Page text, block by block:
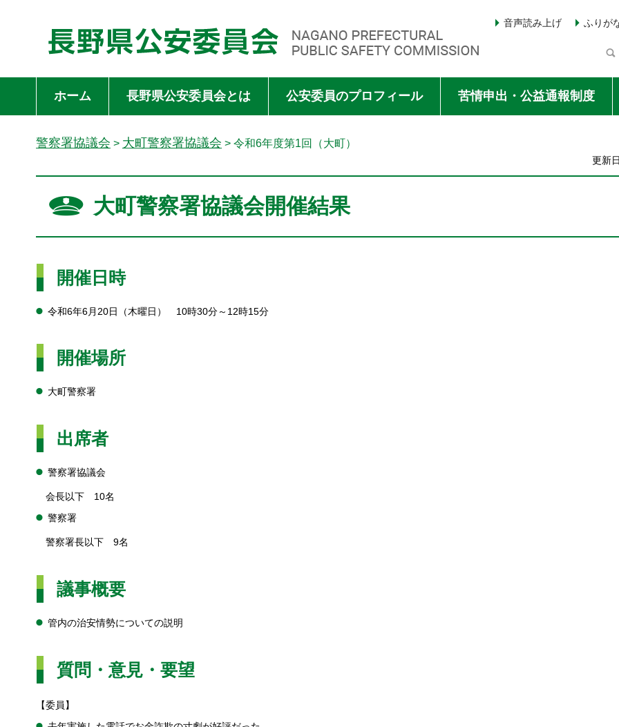
長野県公安委員会 NAGANO PREFECTURAL PUBLIC SAFETY COMMISSION
音声読み上げ ふりが
ホーム 長野県公安委員会とは 公安委員のプロフィール 苦情申出・公益通報制度
警察署協議会 > 大町警察署協議会 > 令和6年度第1回（大町）
更新
大町警察署協議会開催結果
開催日時
令和6年6月20日（木曜日） 10時30分～12時15分
開催場所
大町警察署
出席者
警察署協議会
会長以下 10名
警察署
警察署長以下 9名
議事概要
管内の治安情勢についての説明
質問・意見・要望
【委員】